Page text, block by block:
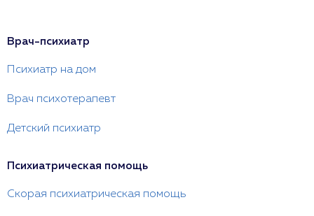
Врач-психиатр
Психиатр на дом
Врач психотерапевт
Детский психиатр
Психиатрическая помощь
Скорая психиатрическая помощь